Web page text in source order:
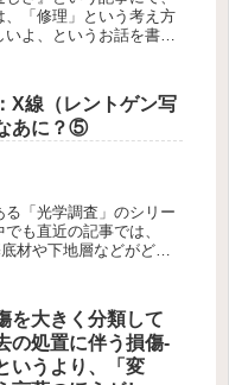
「修理」という考え方
よ、というお話を書き
X線（レントゲン写
あに？⑤
「光学調査」のシリー
も直近の記事では、
材や下地層などがどの
を大きく分類して
の処置に伴う損傷-
いうより、「変